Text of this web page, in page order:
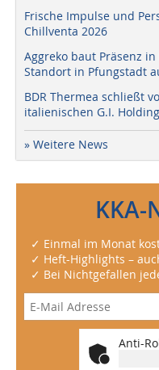
Frische Impulse und
Chillventa 2026
Aggreko baut Präsenz
Standort in Pfungstadt
BDR Thermea schließt
italienischen G.I.
» Weitere News
✓ Einmal im Monat
✓ Heft-Highlights –
✓ Bei Nichtgefallen
Anti-